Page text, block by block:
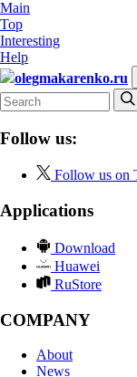
Main
Top
Interesting
Help
olegmakarenko.ru
Follow us:
Follow us on
Applications
Download
Huawei
RuStore
COMPANY
About
News